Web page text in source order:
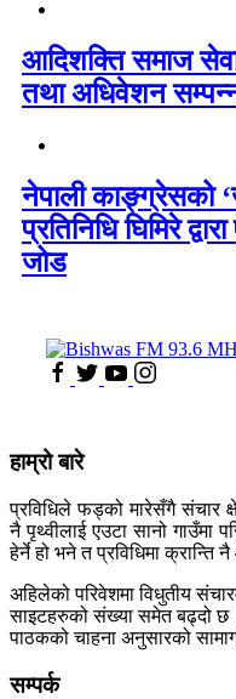
आदिशक्ति समाज
तथा अधिवेशन सम्पन्न
नेपाली काङ्ग्रेसको
प्रतिनिधि घिमिरे
जोड
हाम्रो बारे
प्रविधिले फड्को मारेसँगै संचार
नै पृथ्वीलाई एउटा सानो गाउँमा
हेर्ने हो भने त प्रविधिमा क्रान्ति
अहिलेको परिवेशमा विधुतीय
साइटहरुको संख्या समेत बढ्दो छ
पाठकको चाहना अनुसारको
सम्पर्क